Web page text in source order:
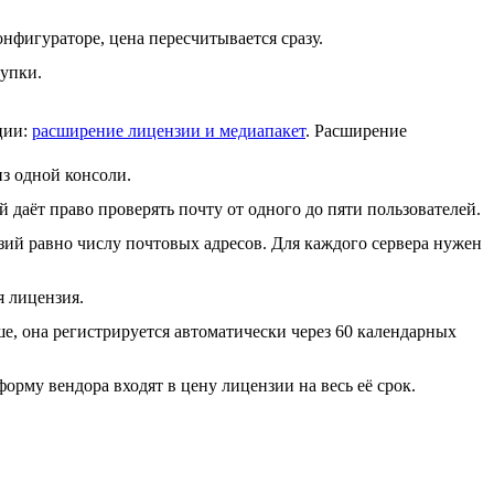
цена пересчитывается сразу.
расширение лицензии и медиапакет. Расширение
одной консоли.
право проверять почту от одного до пяти пользователей.
равно числу почтовых адресов. Для каждого сервера нужен
лицензия.
она регистрируется автоматически через 60 календарных
вендора входят в цену лицензии на весь её срок.